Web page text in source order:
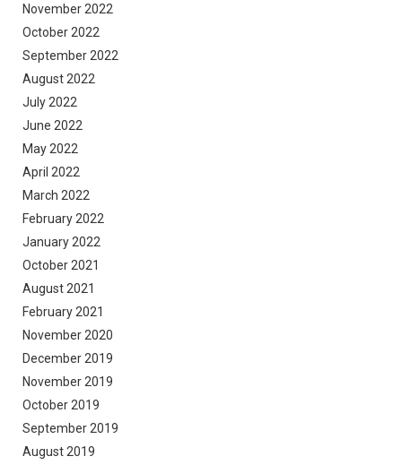
November 2022
October 2022
September 2022
August 2022
July 2022
June 2022
May 2022
April 2022
March 2022
February 2022
January 2022
October 2021
August 2021
February 2021
November 2020
December 2019
November 2019
October 2019
September 2019
August 2019